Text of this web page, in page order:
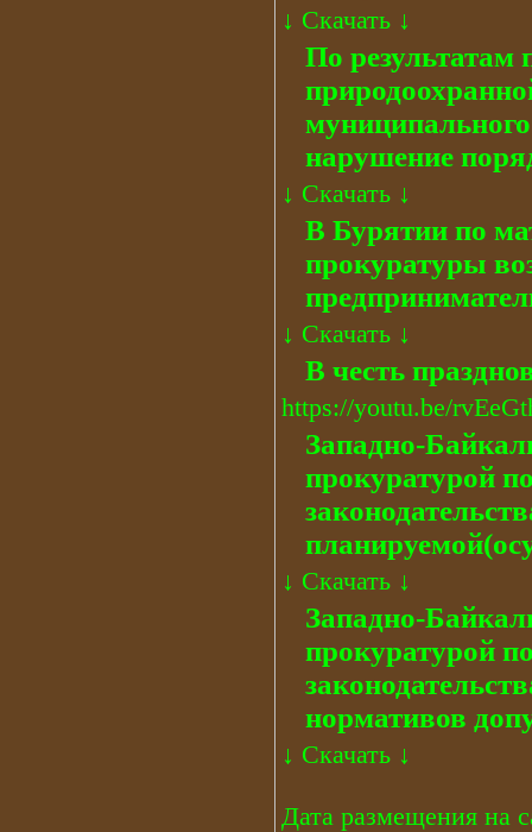
↓ Скачать ↓
По результатам
муниципального
нарушение
↓ Скачать ↓
В Бурятии по
прокуратуры
↓ Скачать ↓
В честь
https://youtu.be/
Западно-
прокуратурой
↓ Скачать ↓
Западно-
прокуратурой
нормативов
↓ Скачать ↓
Дата размещения на